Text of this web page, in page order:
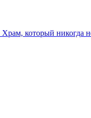
который никогда